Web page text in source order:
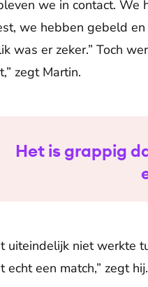
we in contact. We
we hebben gebeld
was er zeker.” Toch
zegt Martin.
Het is grappig
uiteindelijk niet werkte
echt een match,” zegt